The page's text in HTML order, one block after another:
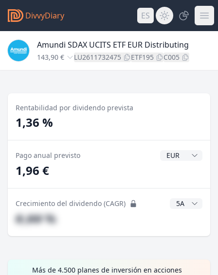
DivvyDiary ES
Amundi SDAX UCITS ETF EUR Distributing
143,90 € LU2611732475 ETF195 C005
Rentabilidad por dividendo prevista
1,36 %
Pago anual previsto Divisa del
1,96 €
Crecimiento del dividendo (CAGR) Años CAGR
#,## %
Más de 4.500 planes de inversión en acciones